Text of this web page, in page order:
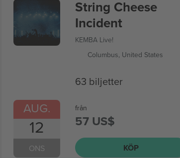
AUG.
12
ONS
String Cheese
Incident
KEMBA Live!
Columbus, United States
63 biljetter
från
57 US$
KÖP